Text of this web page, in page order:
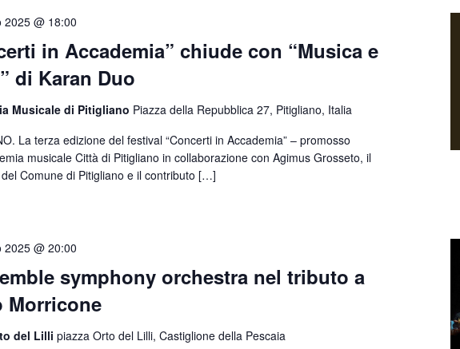
in Accademia” chiude con “Musica e
di Karan Duo
2025 @ 18:00
Musicale di Pitigliano Piazza della Repubblica 27, Pitigliano, Italia
La terza edizione del festival “Concerti in Accademia” – promosso
musicale Città di Pitigliano in collaborazione con Agimus Grosseto, il
Comune di Pitigliano e il contributo […]
symphony orchestra nel tributo a
Morricone
2025 @ 20:00
del Lillipiazza Orto del Lilli, Castiglione della Pescaia